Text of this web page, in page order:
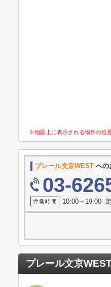
※地図上に表示される物件の位
プレール文京WEST への
03-
10:00～19:00
プレール文京